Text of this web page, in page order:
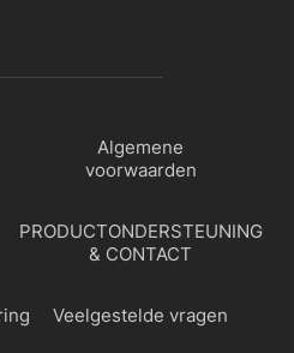
Algemene
voorwaarden
PRODUCTONDERSTEUNING
& CONTACT
Veelgestelde vragen